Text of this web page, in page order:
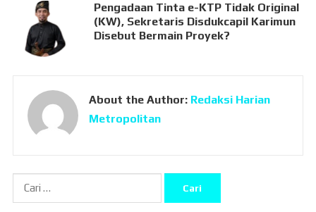
Pengadaan Tinta e-KTP Tidak Original
(KW), Sekretaris Disdukcapil Karimun
Disebut Bermain Proyek?
About the Author: Redaksi Harian
Metropolitan
Cari
untuk: